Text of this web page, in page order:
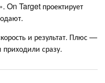
On Target проектирует
и результат. Плюс —
сразу.